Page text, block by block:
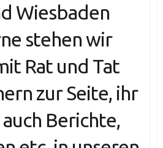
Wiesbaden
stehen wir
Rat und Tat
zur Seite, ihr
Berichte,